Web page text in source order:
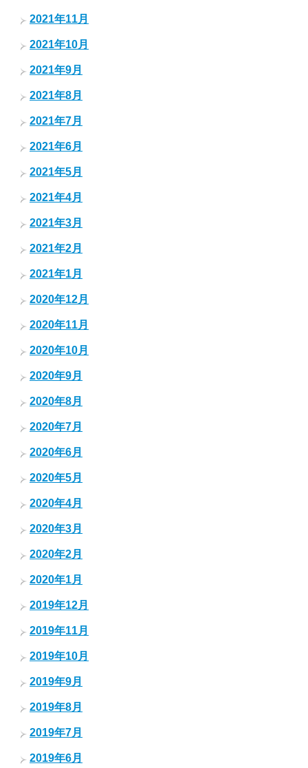
2021年11月
2021年10月
2021年9月
2021年8月
2021年7月
2021年6月
2021年5月
2021年4月
2021年3月
2021年2月
2021年1月
2020年12月
2020年11月
2020年10月
2020年9月
2020年8月
2020年7月
2020年6月
2020年5月
2020年4月
2020年3月
2020年2月
2020年1月
2019年12月
2019年11月
2019年10月
2019年9月
2019年8月
2019年7月
2019年6月